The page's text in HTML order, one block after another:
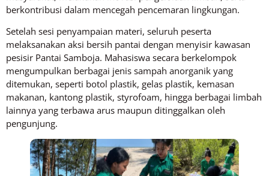
berkontribusi dalam mencegah pencemaran lingkungan.
Setelah sesi penyampaian materi, seluruh peserta
melaksanakan aksi bersih pantai dengan menyisir kawasan
pesisir Pantai Samboja. Mahasiswa secara berkelompok
mengumpulkan berbagai jenis sampah anorganik yang
ditemukan, seperti botol plastik, gelas plastik, kemasan
makanan, kantong plastik, styrofoam, hingga berbagai limbah
lainnya yang terbawa arus maupun ditinggalkan oleh
pengunjung.